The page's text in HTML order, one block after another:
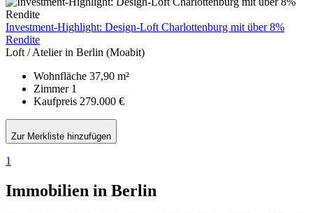
Investment-Highlight: Design-Loft Charlottenburg mit über 8%
Rendite
Loft / Atelier in Berlin (Moabit)
Wohnfläche 37,90 m²
Zimmer 1
Kaufpreis 279.000 €
Zur Merkliste hinzufügen
1
Immobilien in Berlin